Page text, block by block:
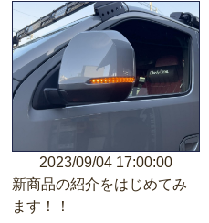
2023/09/04 17:00:00
新商品の紹介をはじめてみ
ます！！